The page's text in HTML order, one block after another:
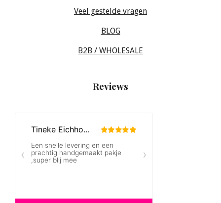
Veel gestelde vragen
BLOG
B2B / WHOLESALE
Reviews